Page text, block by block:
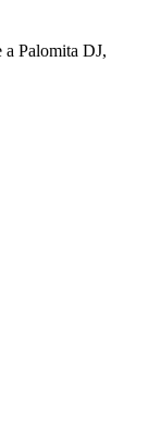
a Palomita DJ,